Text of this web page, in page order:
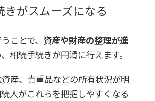
きがスムーズになる
ことで、 資産や財産の整理が進
相続手続きが円滑に行えます。
産、貴重品などの所有状況が明
人がこれらを把握しやすくなる